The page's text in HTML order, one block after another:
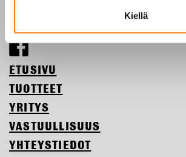
Kiellä
ETUSIVU
TUOTTEET
YRITYS
VASTUULLISUUS
YHTEYSTIEDOT